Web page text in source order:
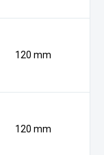
120 mm
120 mm